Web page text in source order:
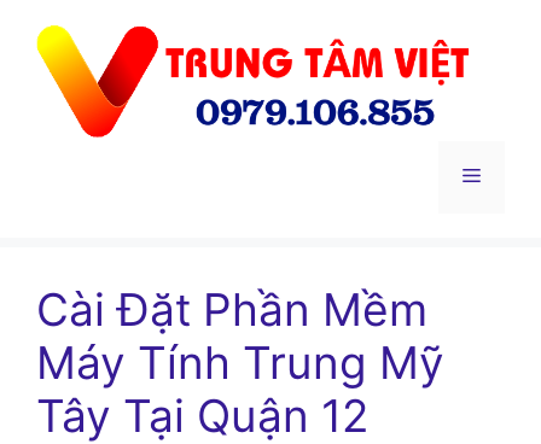
Menu
Cài Đặt Phần Mềm
Máy Tính Trung Mỹ
Tây Tại Quận 12